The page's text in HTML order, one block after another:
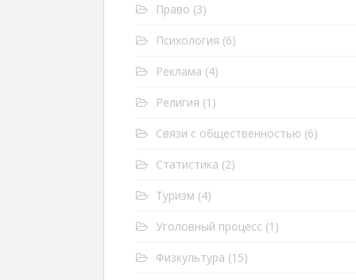
Право (3)
Психология (6)
Реклама (4)
Религия (1)
Связи с общественностью (6)
Статистика (2)
Туризм (4)
Уголовный процесс (1)
Физкультура (15)